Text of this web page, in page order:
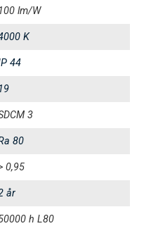
lm/W
K
44
3
80
0,95
år
h L80